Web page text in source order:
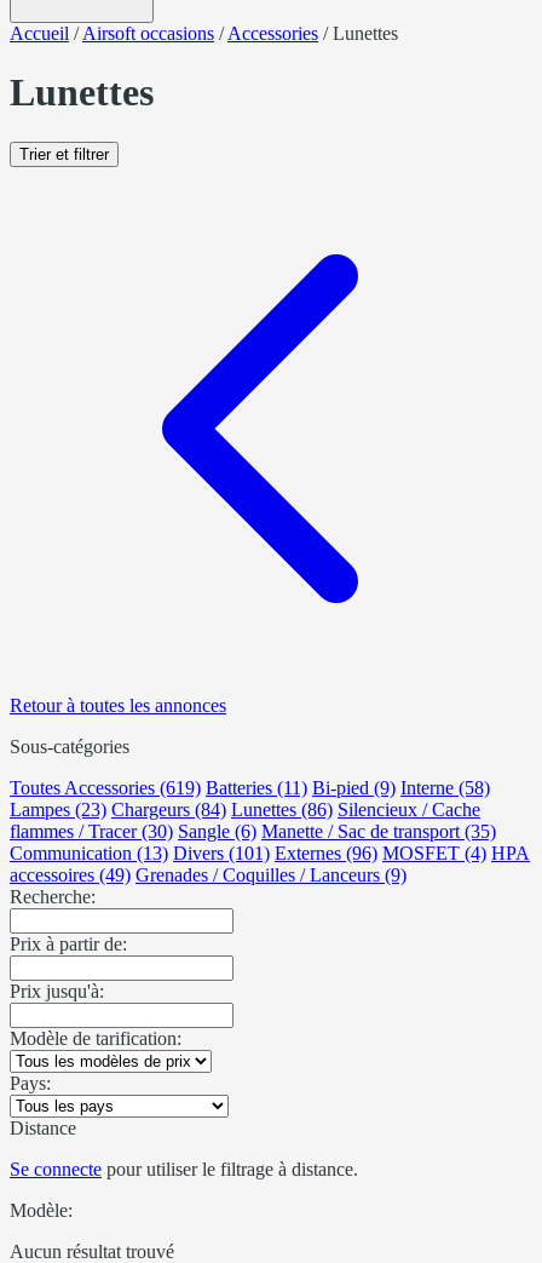
Accueil /Airsoft occasions /Accessories /Lunettes
Lunettes
Trier et filtrer
Retour à toutes les annonces
Sous-catégories
Toutes Accessories (619) Batteries (11) Bi-pied (9) Interne (58)
Lampes (23) Chargeurs (84) Lunettes (86) Silencieux / Cache
flammes / Tracer (30) Sangle (6) Manette / Sac de transport (35)
Communication (13) Divers (101) Externes (96) MOSFET (4) HPA
accessoires (49) Grenades / Coquilles / Lanceurs (9)
Recherche:
Prix à partir de:
Prix jusqu'à:
Modèle de tarification:
Pays:
Distance
Se connecte pour utiliser le filtrage à distance.
Modèle:
Aucun résultat trouvé